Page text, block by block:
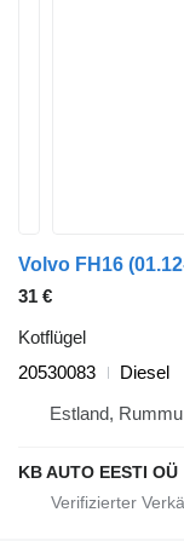
31 €
Kotflügel
20530083
Diesel
Estland, Rummu
KB AUTO EESTI OÜ